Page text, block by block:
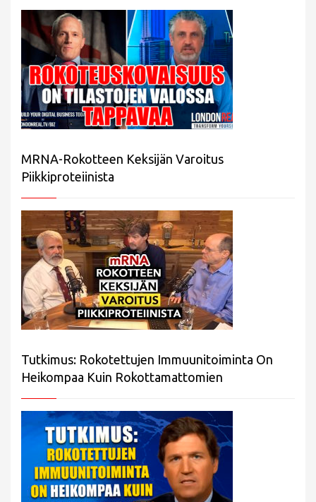
MRNA-Rokotteen Keksijän Varoitus
Piikkiproteiinista
Tutkimus: Rokotettujen Immuunitoiminta On
Heikompaa Kuin Rokottamattomien